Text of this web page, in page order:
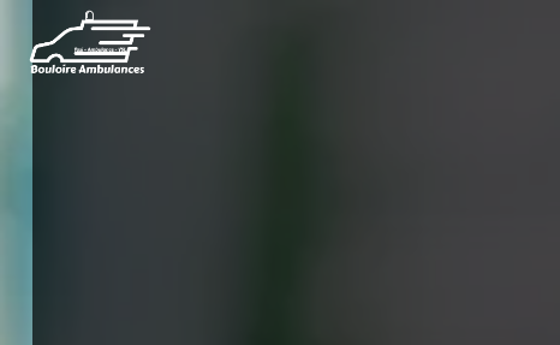
Panneau de gestion des cookies